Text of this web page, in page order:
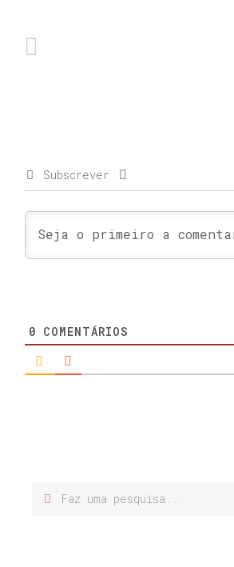
Subscrever
0 COMENTÁRIOS